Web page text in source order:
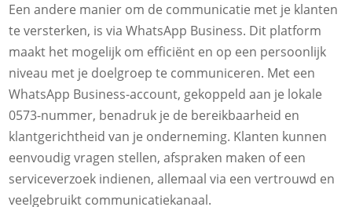
Een andere manier om de communicatie met je klanten
te versterken, is via WhatsApp Business. Dit platform
maakt het mogelijk om efficiënt en op een persoonlijk
niveau met je doelgroep te communiceren. Met een
WhatsApp Business-account, gekoppeld aan je lokale
0573-nummer, benadruk je de bereikbaarheid en
klantgerichtheid van je onderneming. Klanten kunnen
eenvoudig vragen stellen, afspraken maken of een
serviceverzoek indienen, allemaal via een vertrouwd en
veelgebruikt communicatiekanaal.